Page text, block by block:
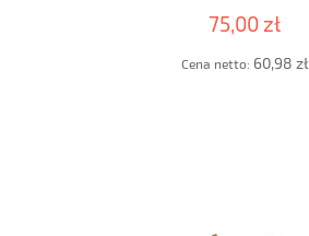
75,00 zł
Cena netto: 60,98 zł